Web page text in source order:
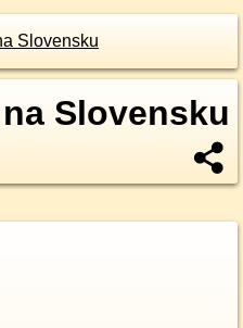
Slovensku
Slovensku